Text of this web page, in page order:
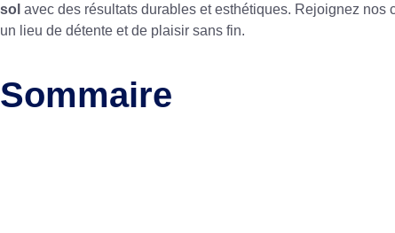
sol avec des résultats durables et esthétiques. Rejoignez
un lieu de détente et de plaisir sans fin.
Sommaire